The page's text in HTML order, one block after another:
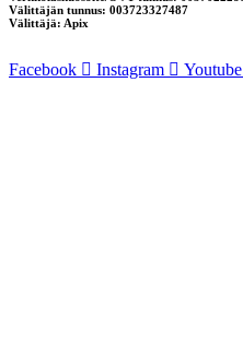
Välittäjän tunnus: 003723327487
Välittäjä: Apix
Facebook Instagram Youtube